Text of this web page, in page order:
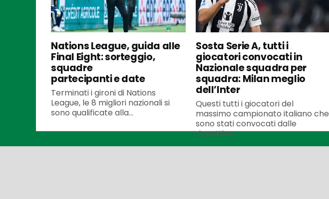
Nations League, guida alle
Final Eight: sorteggio,
squadre
partecipanti e date
Terminati i gironi di Nations
League, le 8 migliori nazionali si
sono qualificate alla...
Sosta Serie A, tutti i
giocatori convocati in
Nazionale squadra per
squadra: Milan meglio
dell’Inter
Questi tutti i giocatori del
massimo campionato italiano che
sono stati convocati dalle
rispettive...